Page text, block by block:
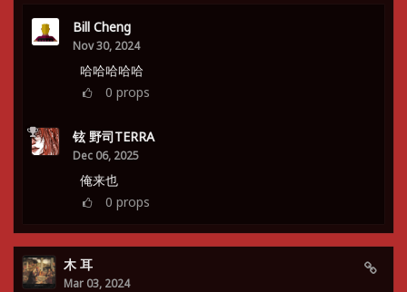
Bill Cheng
Nov 30, 2024
哈哈哈哈哈
0 props
铉 野司TERRA
Dec 06, 2025
俺来也
0 props
木 耳
Mar 03, 2024